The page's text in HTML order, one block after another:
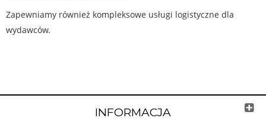
Zapewniamy również kompleksowe usługi logistyczne dla
wydawców.
INFORMACJA